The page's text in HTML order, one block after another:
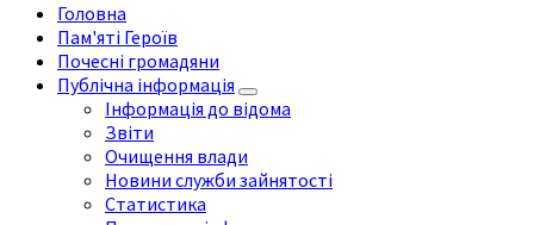
Головна
Пам'яті Героїв
Почесні громадяни
Публічна інформація
Інформація до відома
Звіти
Очищення влади
Новини служби зайнятості
Статистика